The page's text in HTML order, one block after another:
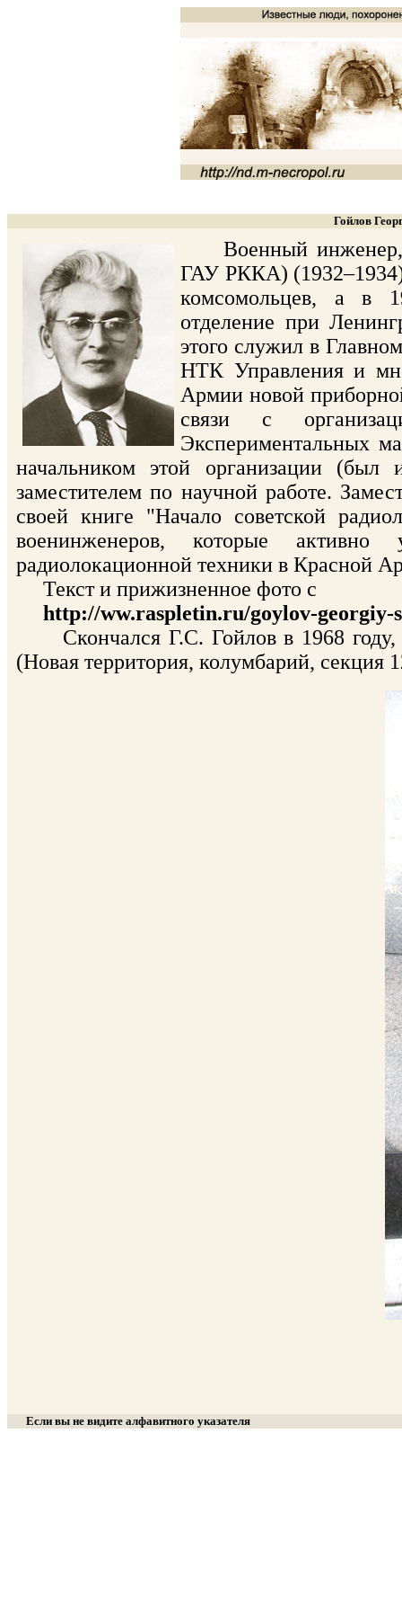
Гойлов
Военный инженер,
ГАУ РККА)
комсомольцев, а в
отделение при
этого служил в
НТК Управления и
Армии новой
связи с
Экспериментальных
начальником этой организации
заместителем по научной работе.
своей книге "Начало советской
военинженеров, которые активно
радиолокационной техники в Красной
Текст и прижизненное фото с
http://ww.raspletin.ru/goylov-georgiy-
Скончался Г.С. Гойлов в 1968 году,
(Новая территория, колумбарий, секция
Если вы не видите алфавитного указателя